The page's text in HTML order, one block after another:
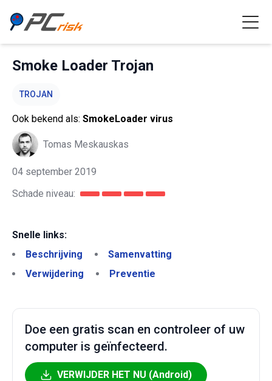
Smoke Loader Trojan
TROJAN
Ook bekend als: SmokeLoader virus
Tomas Meskauskas
04 september 2019
Schade niveau:
Snelle links:
Beschrijving
Samenvatting
Verwijdering
Preventie
Doe een gratis scan en controleer of uw
computer is geïnfecteerd.
VERWIJDER HET NU (Android)